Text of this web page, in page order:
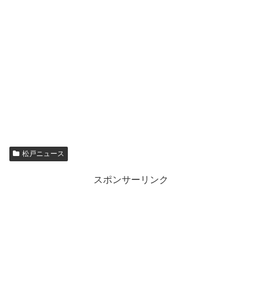
松戸ニュース
スポンサーリンク